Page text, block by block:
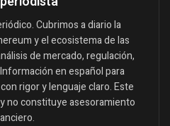
Cubrimos a diario la
y el ecosistema de las
de mercado, regulación,
en español para
rigor y lenguaje claro. Este
no constituye asesoramiento